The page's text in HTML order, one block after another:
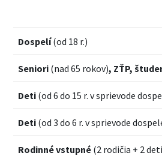
Dospelí(od 18 r.)
Seniori (nad 65 rokov), ZŤP,
Deti (od 6 do 15 r. v sprievode
Deti (od 3 do 6 r. v sprievode
Rodinné vstupné (2 rodičia + 2